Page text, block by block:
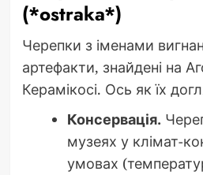
(*ostraka*)
Черепки з іменами
артефакти, знайдені на
Керамікосі. Ось як їх
Консервація.
музеях у клімат-
умовах